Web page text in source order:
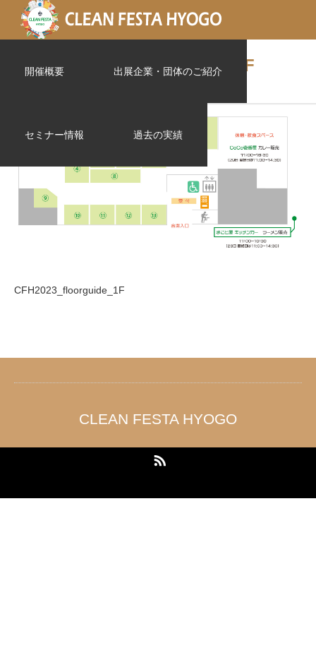
開催概要 出展企業・団体のご紹介
セミナー情報 過去の実績
CFH2023_floorguide_1F
CFH2023_floorguide_1F
CLEAN FESTA HYOGO